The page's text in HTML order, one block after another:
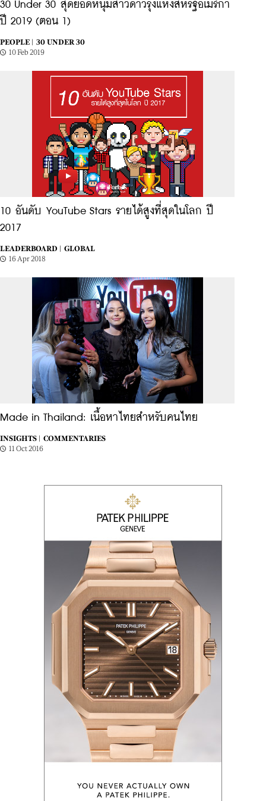
30 Under 30 สุดยอดหนุ่มสาวดาวรุ่งแห่งสหรัฐอเมริกา
ปี 2019 (ตอน 1)
PEOPLE |
30 UNDER 30
10 Feb 2019
10 อันดับ YouTube Stars รายได้สูงที่สุดในโลก ปี
2017
LEADERBOARD |
GLOBAL
16 Apr 2018
Made in Thailand: เนื้อหาไทยสำหรับคนไทย
INSIGHTS |
COMMENTARIES
11 Oct 2016